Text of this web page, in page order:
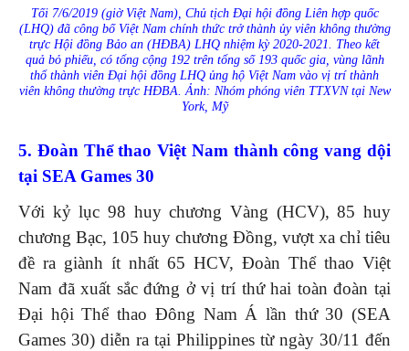
Tối 7/6/2019 (giờ Việt Nam), Chủ tịch Đại hội đồng Liên hợp quốc
(LHQ) đã công bố Việt Nam chính thức trở thành ủy viên không thường
trực Hội đồng Bảo an (HĐBA) LHQ nhiệm kỳ 2020-2021. Theo kết
quả bỏ phiếu, có tổng cộng 192 trên tổng số 193 quốc gia, vùng lãnh
thổ thành viên Đại hội đồng LHQ ủng hộ Việt Nam vào vị trí thành
viên không thường trực HĐBA. Ảnh: Nhóm phóng viên TTXVN tại New
York, Mỹ
5. Đoàn Thể thao Việt Nam thành công vang dội
tại SEA Games 30
Với kỷ lục 98 huy chương Vàng (HCV), 85 huy
chương Bạc, 105 huy chương Đồng, vượt xa chỉ tiêu
đề ra giành ít nhất 65 HCV, Đoàn Thể thao Việt
Nam đã xuất sắc đứng ở vị trí thứ hai toàn đoàn tại
Đại hội Thể thao Đông Nam Á lần thứ 30 (SEA
Games 30) diễn ra tại Philippines từ ngày 30/11 đến